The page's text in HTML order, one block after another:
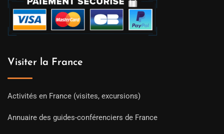
Visiter la France
Activités en France (visites, excursions)
Annuaire des guides-conférenciers de France